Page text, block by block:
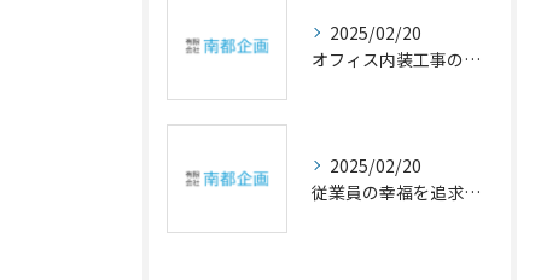
2025/02/20
オフィス内装工事の幸福設計
2025/02/20
従業員の幸福を追求するオフィスの内装アイデア